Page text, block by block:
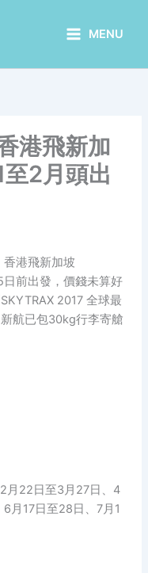
MENU
港飛新加
2月頭出
港飛新加坡
前出發，價錢未算好
2017 全球最
航已包30kg行李寄艙
月22日至3月27日、4
月17日至28日、7月1